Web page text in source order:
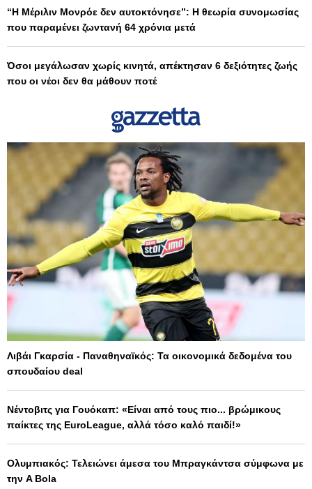
“Η Μέριλιν Μονρόε δεν αυτοκτόνησε”: Η θεωρία συνομωσίας
που παραμένει ζωντανή 64 χρόνια μετά
Όσοι μεγάλωσαν χωρίς κινητά, απέκτησαν 6 δεξιότητες ζωής
που οι νέοι δεν θα μάθουν ποτέ
Λιβάι Γκαρσία - Παναθηναϊκός: Τα οικονομικά δεδομένα του
σπουδαίου deal
Νέντοβιτς για Γουόκαπ: «Είναι από τους πιο... βρώμικους
παίκτες της EuroLeague, αλλά τόσο καλό παιδί!»
Ολυμπιακός: Τελειώνει άμεσα του Μπραγκάντσα σύμφωνα με
την A Bola